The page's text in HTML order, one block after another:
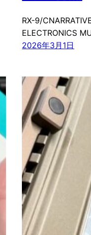
RX-9/
ELECTRONICS
2026年3月1日